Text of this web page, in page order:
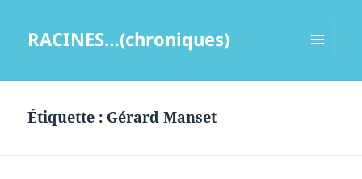
RACINES…(chroniques)
Étiquette : Gérard Manset